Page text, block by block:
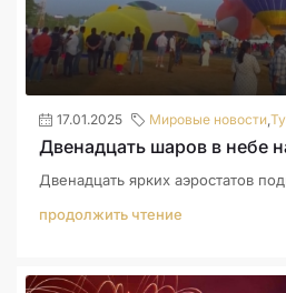
17.01.2025 Мировые новости
Двенадцать шаров в небе
Двенадцать ярких аэростатов
продолжить чтение